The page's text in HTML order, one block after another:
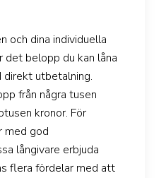
och dina individuella
det belopp du kan låna
utbetalning.
från några tusen
kronor. För
med god
långivare erbjuda
flera fördelar med att